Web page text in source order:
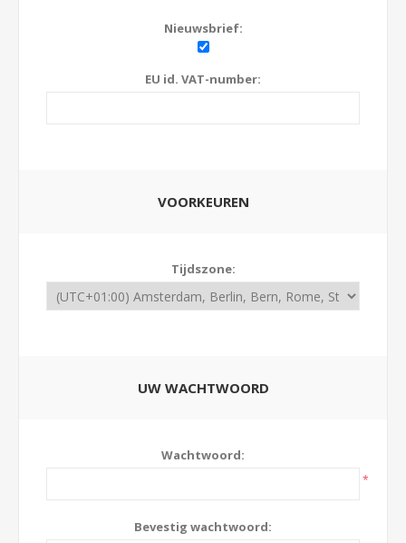
Nieuwsbrief:
EU id. VAT-number:
VOORKEUREN
Tijdszone:
UW WACHTWOORD
Wachtwoord:
*
Bevestig wachtwoord: